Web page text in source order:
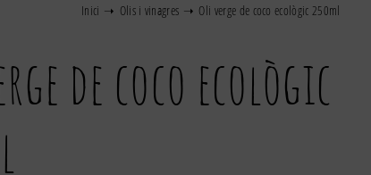
Inici Olis i vinagres Oli verge de coco ecològic 250ml
de coco ecològic